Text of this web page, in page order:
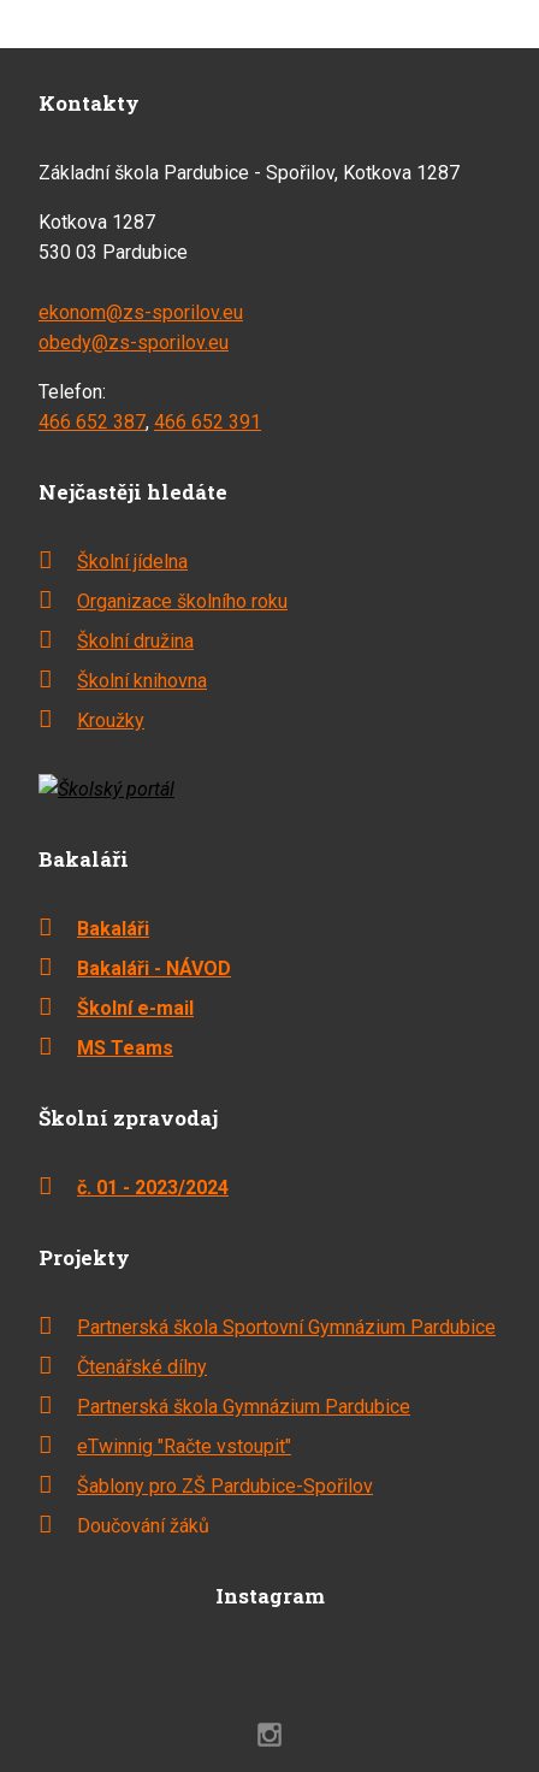
Kontakty
Základní škola Pardubice - Spořilov, Kotkova 1287
Kotkova 1287
530 03 Pardubice
ekonom@zs-sporilov.eu
obedy@zs-sporilov.eu
Telefon:
466 652 387, 466 652 391
Nejčastěji hledáte
Školní jídelna
Organizace školního roku
Školní družina
Školní knihovna
Kroužky
Bakaláři
Bakaláři
Bakaláři - NÁVOD
Školní e-mail
MS Teams
Školní zpravodaj
č. 01 - 2023/2024
Projekty
Partnerská škola Sportovní Gymnázium Pardubice
Čtenářské dílny
Partnerská škola Gymnázium Pardubice
eTwinnig "Račte vstoupit"
Šablony pro ZŠ Pardubice-Spořilov
Doučování žáků
Instagram